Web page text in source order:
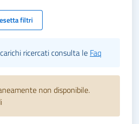
filtri
ricercati consulta le Faq
non disponibile.